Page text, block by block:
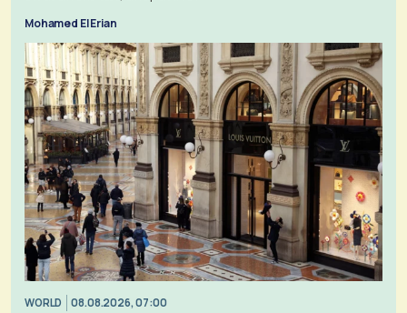
Mohamed El Erian
WORLD 08.08.2026, 07:00